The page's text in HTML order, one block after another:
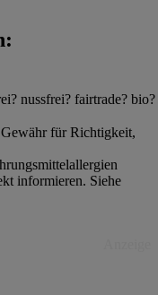
nussfrei? fairtrade? bio?
für Richtigkeit,
informieren. Siehe